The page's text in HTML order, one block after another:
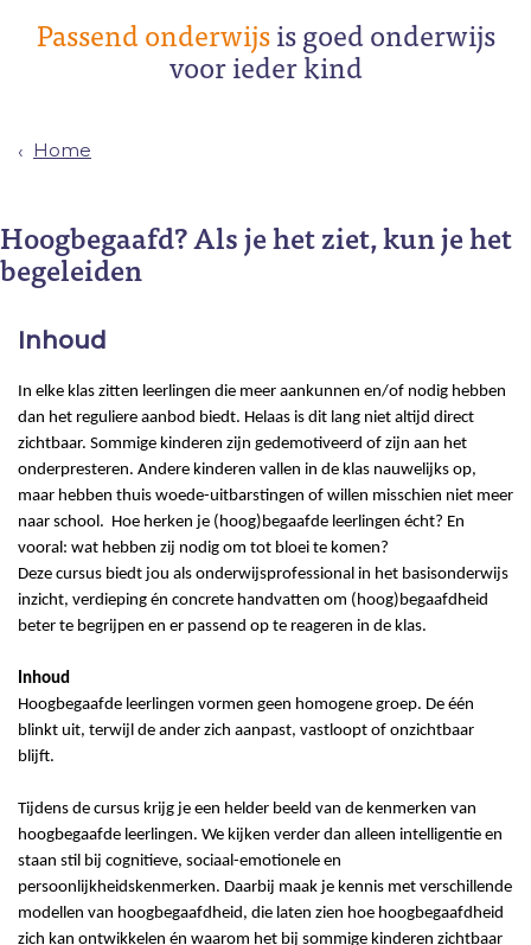
Passend onderwijsis goed onderwijs
voor ieder kind
Home
Hoogbegaafd? Als je het ziet, kun je het
begeleiden
Inhoud
In elke klas zitten leerlingen die meer aankunnen en/of nodig hebben
dan het reguliere aanbod biedt. Helaas is dit lang niet altijd direct
zichtbaar. Sommige kinderen zijn gedemotiveerd of zijn aan het
onderpresteren. Andere kinderen vallen in de klas nauwelijks op,
maar hebben thuis woede-uitbarstingen of willen misschien niet meer
naar school. Hoe herken je (hoog)begaafde leerlingen écht? En
vooral: wat hebben zij nodig om tot bloei te komen?
Deze cursus biedt jou als onderwijsprofessional in het basisonderwijs
inzicht, verdieping én concrete handvatten om (hoog)begaafdheid
beter te begrijpen en er passend op te reageren in de klas.
Inhoud
Hoogbegaafde leerlingen vormen geen homogene groep. De één
blinkt uit, terwijl de ander zich aanpast, vastloopt of onzichtbaar
blijft.
Tijdens de cursus krijg je een helder beeld van de kenmerken van
hoogbegaafde leerlingen. We kijken verder dan alleen intelligentie en
staan stil bij cognitieve, sociaal-emotionele en
persoonlijkheidskenmerken. Daarbij maak je kennis met verschillende
modellen van hoogbegaafdheid, die laten zien hoe hoogbegaafdheid
zich kan ontwikkelen én waarom het bij sommige kinderen zichtbaar